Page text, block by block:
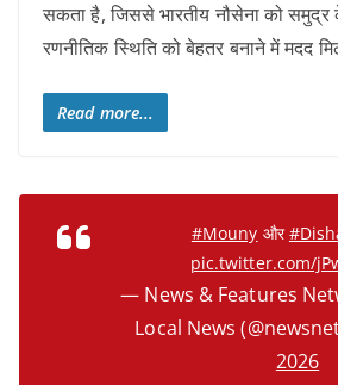
सकता है, जिससे भारतीय नौसेना को समुद्र
रणनीतिक स्थिति को बेहतर बनाने में मदद
Read more...
#Mouny और
pic.twitter.com/
— News & Features
Local News
2026